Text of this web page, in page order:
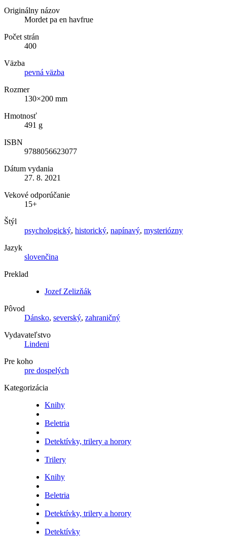
Originálny názov
Mordet pa en havfrue
Počet strán
400
Väzba
pevná väzba
Rozmer
130×200 mm
Hmotnosť
491 g
ISBN
9788056623077
Dátum vydania
27. 8. 2021
Vekové odporúčanie
15+
Štýl
psychologický, historický, napínavý, mysteriózny
Jazyk
slovenčina
Preklad
Jozef Zelizňák
Pôvod
Dánsko, severský, zahraničný
Vydavateľstvo
Lindeni
Pre koho
pre dospelých
Kategorizácia
Knihy
Beletria
Detektívky, trilery a horory
Trilery
Knihy
Beletria
Detektívky, trilery a horory
Detektívky